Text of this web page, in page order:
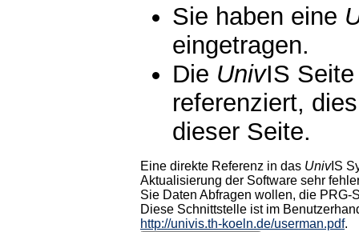
Sie haben eine
eingetragen.
Die UnivIS
referenziert,
dieser Seite.
Eine direkte Referenz in das UnivIS
Aktualisierung der Software sehr
Sie Daten Abfragen wollen, die PRG-
Diese Schnittstelle ist im
http://univis.th-koeln.de/userman.pdf.